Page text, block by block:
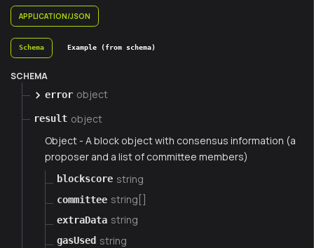
APPLICATION/JSON
Schema Example (from schema)
SCHEMA
error object
result object
Object - A block object with consensus information (a
proposer and a list of committee members)
blockscore string
committee string[]
extraData string
gasUsed string